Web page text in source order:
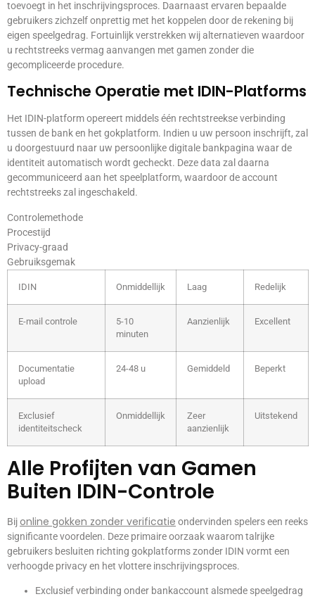
toevoegt in het inschrijvingsproces. Daarnaast ervaren bepaalde
gebruikers zichzelf onprettig met het koppelen door de rekening bij
eigen speelgedrag. Fortuinlijk verstrekken wij alternatieven waardoor
u rechtstreeks vermag aanvangen met gamen zonder die
gecompliceerde procedure.
Technische Operatie met IDIN-Platforms
Het IDIN-platform opereert middels één rechtstreekse verbinding
tussen de bank en het gokplatform. Indien u uw persoon inschrijft, zal
u doorgestuurd naar uw persoonlijke digitale bankpagina waar de
identiteit automatisch wordt gecheckt. Deze data zal daarna
gecommuniceerd aan het speelplatform, waardoor de account
rechtstreeks zal ingeschakeld.
Controlemethode
Procestijd
Privacy-graad
Gebruiksgemak
IDIN Onmiddellijk Laag Redelijk
E-mail controle
5-10
minuten
Aanzienlijk Excellent
Documentatie
upload
24-48 u Gemiddeld Beperkt
Exclusief
identiteitscheck
Onmiddellijk
Zeer
aanzienlijk
Uitstekend
Alle Profijten van Gamen
Buiten IDIN-Controle
Bijonline gokken zonder verificatie ondervinden spelers een reeks
significante voordelen. Deze primaire oorzaak waarom talrijke
gebruikers besluiten richting gokplatforms zonder IDIN vormt een
verhoogde privacy en het vlottere inschrijvingsproces.
Exclusief verbinding onder bankaccount alsmede speelgedrag